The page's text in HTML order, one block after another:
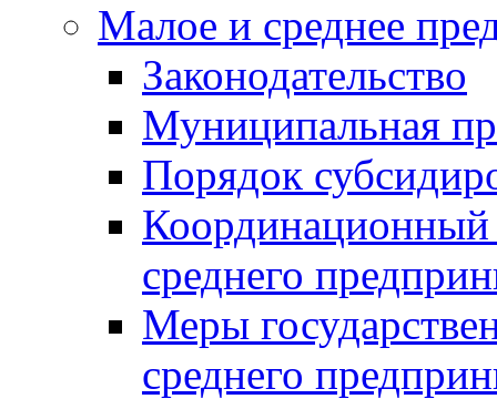
Малое и среднее
Законодательство
Муниципальная
Порядок
Координационный
среднего
Меры
среднего